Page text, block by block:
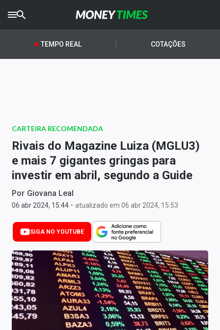
CRYPTOTIMES
AGROTIMES
Newsletters
Money Trader
Anuncie
Últimas Notícias
Newsletters
Cotações
Comprar ou vender?
Carteiras Recomendadas
Central de Dividendos
TEMPO REAL COTAÇÕES
CARTEIRA RECOMENDADA
Rivais do Magazine Luiza (MGLU3)
e mais 7 gigantes gringas para
investir em abril, segundo a Guide
Por Giovana Leal
06 abr 2024, 15:44 - atualizado em 06 abr 2024, 15:53
SIGA NO YOUTUBE